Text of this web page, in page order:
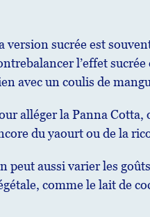
version sucrée est
l’effet
avec un coulis de
alléger la Panna
du yaourt ou de la
peut aussi varier les
comme le lait de